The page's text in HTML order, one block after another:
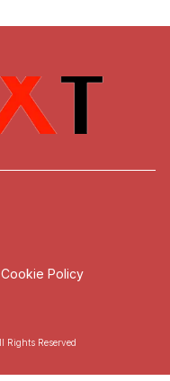
Cookie Policy
Reserved